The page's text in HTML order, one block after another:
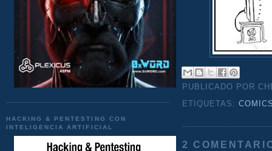
HACKING & PENTESTING CON
INTELIGENCIA ARTIFICIAL
PUBLICADO POR
ETIQUETAS:
2